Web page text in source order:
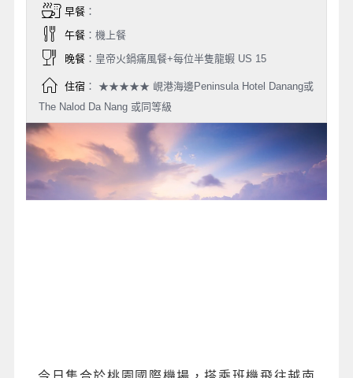
早餐：
午餐：機上餐
晚餐：皇帝火鍋痛風餐+每位半隻龍蝦 US 15
住宿： ★★★★★ 峴港海邊Peninsula Hotel Danang或
The Nalod Da Nang 或同等級